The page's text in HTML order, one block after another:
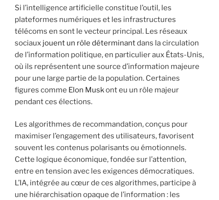
Si l’intelligence artificielle constitue l’outil, les
plateformes numériques et les infrastructures
télécoms en sont le vecteur principal. Les réseaux
sociaux jouent un rôle déterminantdans la circulation
de l’information politique, en particulier aux États-Unis,
où ils représentent une source d’information majeure
pour une large partie de la population. Certaines
figures comme Elon Muskont eu un rôle majeur
pendant ces élections.
Les algorithmes de recommandation, conçus pour
maximiser l’engagement des utilisateurs, favorisent
souvent les contenus polarisants ou émotionnels.
Cette logique économique, fondée sur l’attention,
entre en tension avec les exigences démocratiques.
L’IA, intégrée au cœur de ces algorithmes, participe à
une hiérarchisation opaque de l’information : les